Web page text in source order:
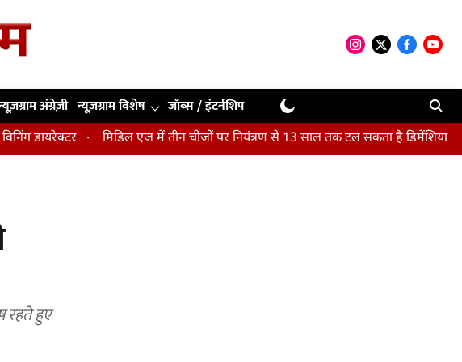
अंग्रेज़ी न्यूज़ग्राम विशेष जॉब्स / इंटर्नशिप
मिडिल एज में तीन चीजों पर नियंत्रण से 13 साल तक टल सकता है डिमेंशिया : अध्ययन
रहते हुए